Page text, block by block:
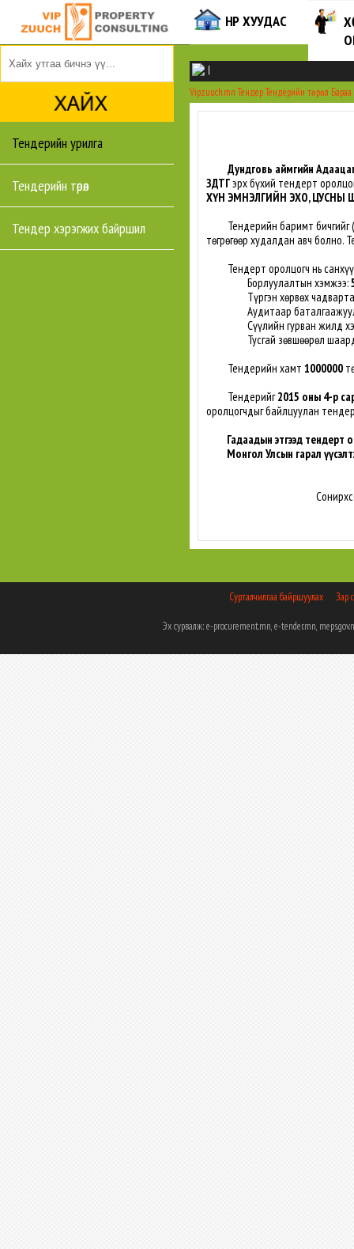
Тендерийн урилга
Тендерийн төрөл
Тендер хэрэгжих байршил
НҮҮР ХУУДАС
|
Vipzuuch.mn ТендерТендерийн төрөл Бараа
Дундговь аймгийн
ЗДТГэрх бүхий тендерт
ХҮН ЭМНЭЛГИЙН ЭХО,
Тендерийн баримт бичгийг (
төгрөгөөр худалдан авч болно.
Тендерт оролцогч нь
Борлуулалтын хэмжээ:
Түргэн хөрвөх
Аудитаар
Сүүлийн гурван жилд
Тусгай зөвшөөрөл
Тендерийн хамт 1000000
Тендерийг2015 оны 4-р
оролцогчдыг байлцуулан
Гадаадын этгээд тендерт
Монгол Улсын гарал
Сурталчилгаа байршуулах Зар
Эх сурвалж: e-procurement.mn, e-tender.mn,